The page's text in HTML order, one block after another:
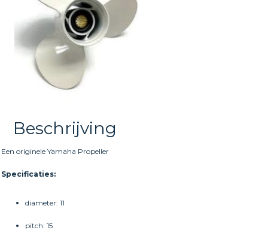
Beschrijving
Een originele Yamaha Propeller
Specificaties:
diameter: 11
pitch: 15